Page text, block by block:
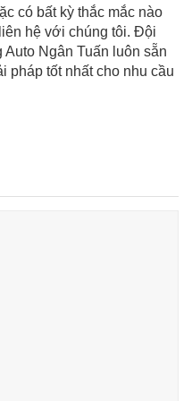
có bất kỳ thắc mắc nào
hệ với chúng tôi. Đội
Ngân Tuấn luôn sẵn
pháp tốt nhất cho nhu cầu